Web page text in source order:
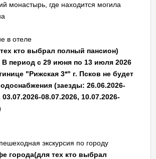
монастырь, где находится могила
в отеле
кто выбрал полный пансион)
период с 29 июня по 13 июля 2026
"Рижская 3*" г. Псков не будет
(заезды: 26.06.2026-
03.07.2026-08.07.2026, 10.07.2026-
экскурсия по городу
города(для тех кто выбрал